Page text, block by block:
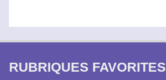
RUBRIQUES FAVORITES